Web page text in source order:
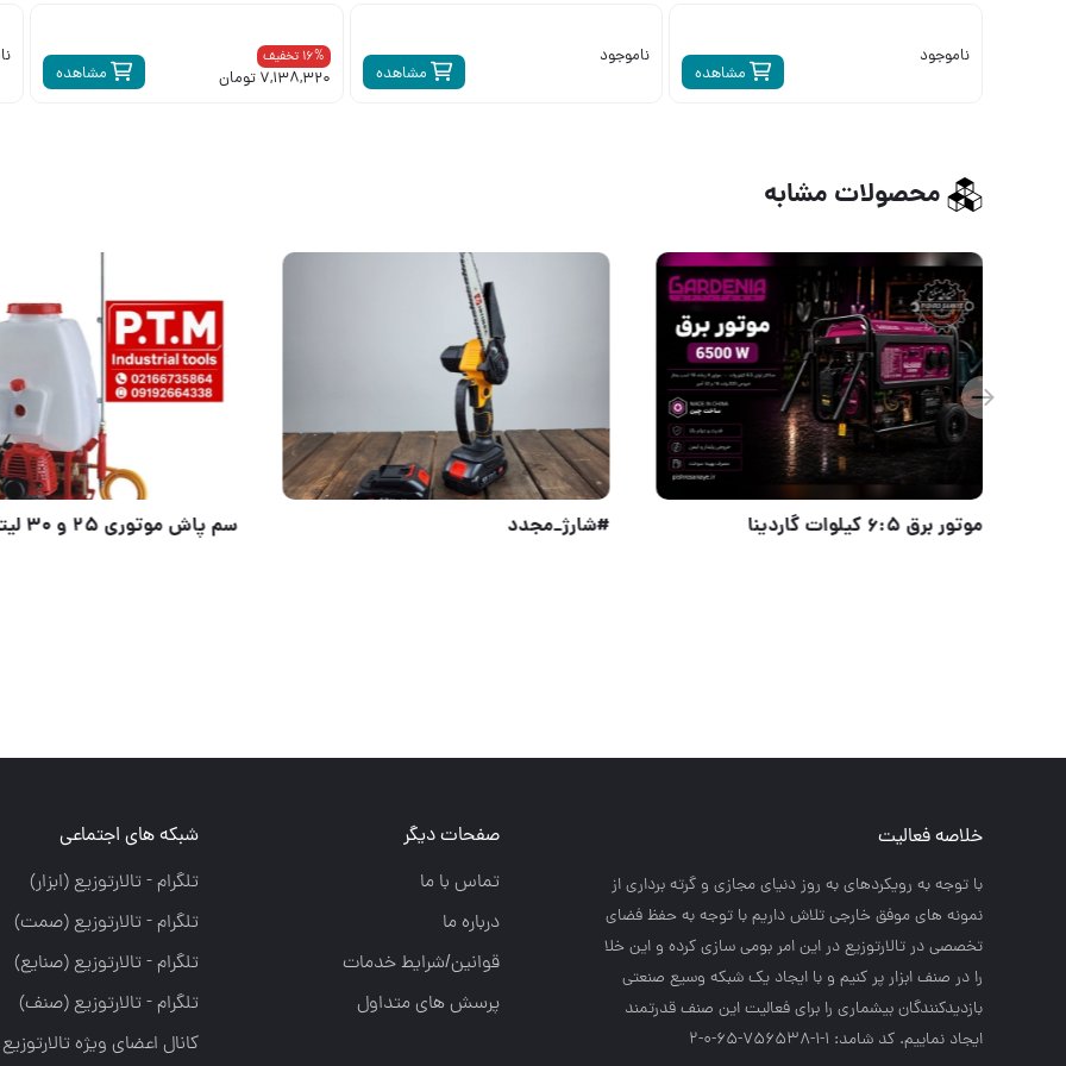
مشاهده
ناموجود
مشاهده
ناموجود
مشاهده
16% تخفیف
7,138,320 تومان
محصولات مشابه
موتور برق ۶:۵ کیلوات گاردینا #شارژ_مجدد
خلاصه فعالیت
با توجه به رويكردهاي به روز دنياي مجازي و گرته برداري از
نمونه هاي موفق خارجي تلاش داريم با توجه به حفظ فضاي
تخصصي در تالارتوزيع در اين امر بومي سازي كرده و اين خلا
را در صنف ابزار پر كنيم و با ايجاد يك شبكه وسيع صنعتي
بازديدكنندگان بيشماري را براي فعاليت اين صنف قدرتمند
ايجاد نماييم. کد شامد: 1-1-756538-65-0-2
صفحات دیگر
تماس با ما
درباره ما
قوانین/شرایط خدمات
پرسش های متداول
شبکه های اجتماعی
تلگرام - تالارتوزيع (ابزار)
تلگرام - تالارتوزيع (صمت)
تلگرام - تالارتوزيع (صنايع)
تلگرام - تالارتوزیع (صنف)
کانال اعضای ویژه تالارتوزیع